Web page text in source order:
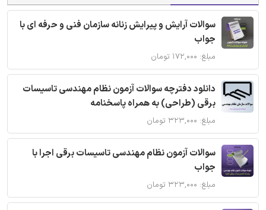
سوالات آرایش و پیرایش زنانه سازمان فنی و حرفه ای با
جواب
مبلغ: ۱۷۲,۰۰۰ تومان
دانلود دفترچه سوالات آزمون نظام مهندسی تاسیسات
برقی (طراحی) به همراه پاسخنامه
مبلغ: ۳۲۳,۰۰۰ تومان
سوالات آزمون نظام مهندسی تاسیسات برقی اجرا با
جواب
مبلغ: ۳۲۳,۰۰۰ تومان